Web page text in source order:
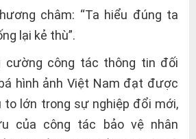
châm: “Ta hiểu đúng ta
lại kẻ thù”.
cường công tác thông tin đối
hình ảnh Việt Nam đạt được
to lớn trong sự nghiệp đổi mới,
của công tác bảo vệ nhân